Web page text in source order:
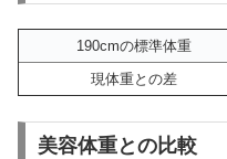
190cmの標準体重
現体重との差
美容体重との比較